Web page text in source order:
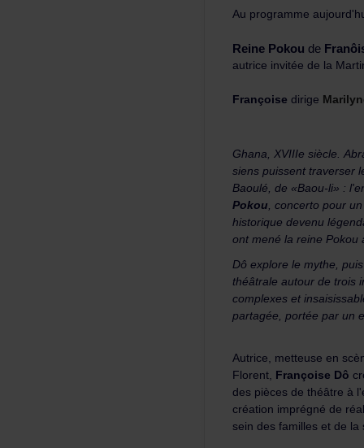
ReinePokou de
Françoise dirige
Baoulé,de«Baou-
Pokou
Florent, FrançoiseDô